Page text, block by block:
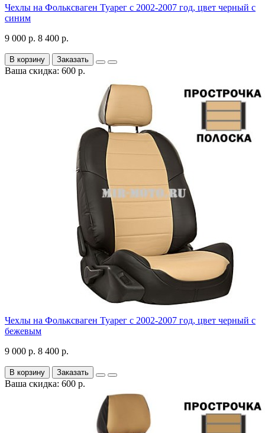
Чехлы на Фольксваген Туарег с 2002-2007 год, цвет черный с
синим
9 000 р. 8 400 р.
В корзину Заказать
Ваша скидка: 600 р.
Чехлы на Фольксваген Туарег с 2002-2007 год, цвет черный с
бежевым
9 000 р. 8 400 р.
В корзину Заказать
Ваша скидка: 600 р.